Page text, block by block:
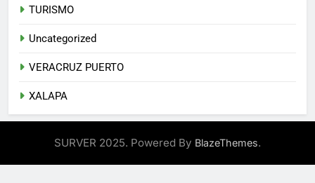
TURISMO
Uncategorized
VERACRUZ PUERTO
XALAPA
SURVER 2025. Powered By BlazeThemes.